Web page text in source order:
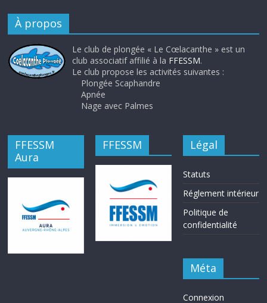
À propos
Le club de plongée « Le Cœlacanthe » est un
club associatif affilié à la FFESSM.
Le club propose les activités suivantes :
Plongée Scaphandre
Apnée
Nage avec Palmes
FFESSM
Aura
FFESSM Légal
Statuts
Réglement intérieur
Politique de
confidentialité
Méta
Connexion